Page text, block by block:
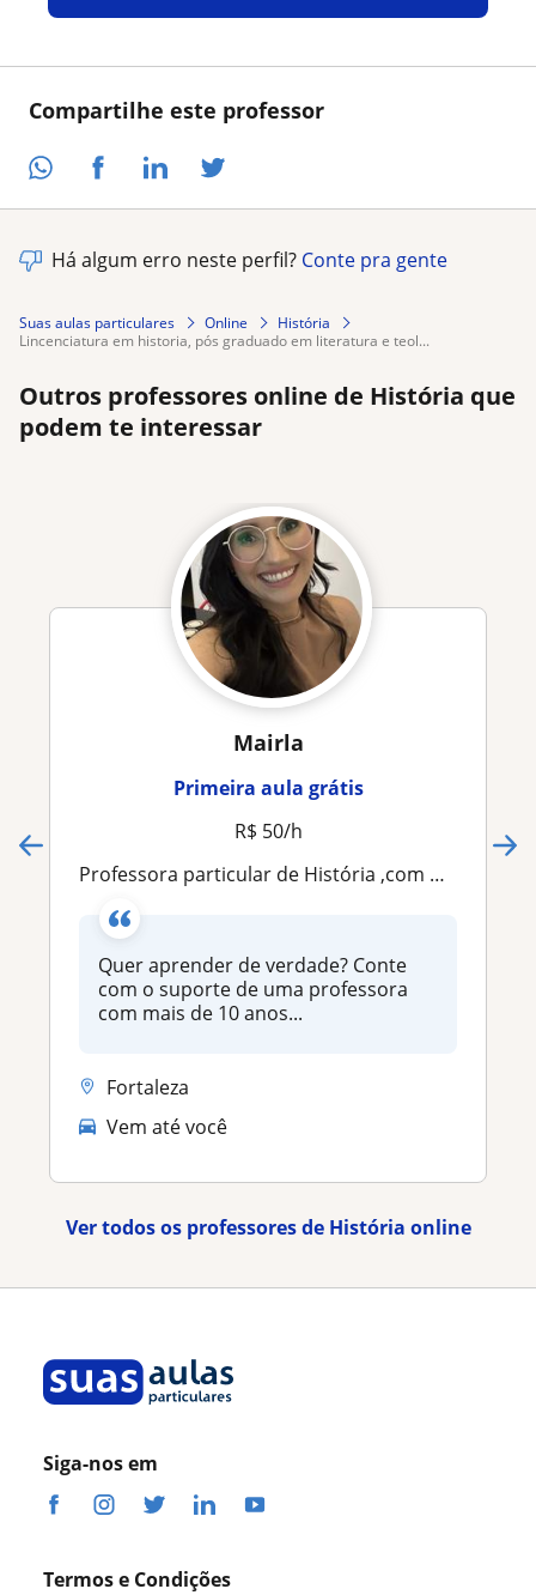
Compartilhe este professor
Há algum erro neste perfil? Conte pra gente
Suas aulas particulares Online
História
lincenciatura em historia, pós graduado em literatura e teol...
Outros professores online de História que
podem te interessar
Mairla
Primeira aula grátis
R$ 50/h
professora particular de História ,com mais de 10 anos de experiência em ensino
Quer aprender de verdade? Conte
com o suporte de uma professora
com mais de 10 anos...
Fortaleza
Vem até você
Ver todos os professores de História online
Siga-nos em
Termos e Condições